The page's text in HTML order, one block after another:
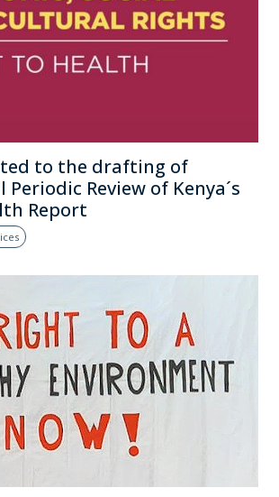
to the drafting of
Review of Kenya´s
Report